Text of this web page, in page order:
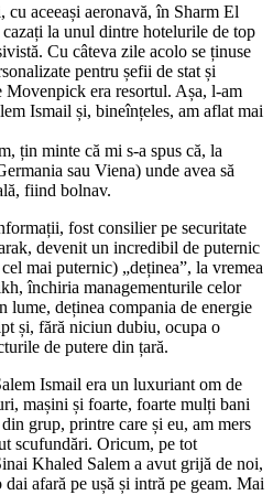
aceeași aeronavă, în Sharm El
la unul dintre hotelurile de top
Cu câteva zile acolo se ținuse
pentru șefii de stat și
era resortul. Așa, l-am
Ismail și, bineînțeles, am aflat mai
țin minte că mi s-a spus că, la
sau Viena) unde avea să
fiind bolnav.
fost consilier pe securitate
devenit un incredibil de puternic
mai puternic) „deținea”, la vremea
închiria managementurile celor
lume, deținea compania de energie
și, fără niciun dubiu, ocupa o
de putere din țară.
Ismail era un luxuriant om de
mașini și foarte, foarte mulți bani
grup, printre care și eu, am mers
scufundări. Oricum, pe tot
Khaled Salem a avut grijă de noi,
afară pe ușă și intră pe geam. Mai